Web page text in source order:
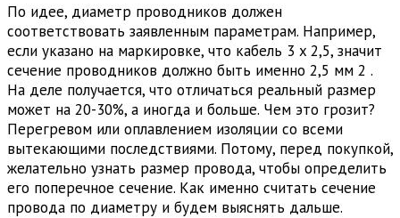
По идее, диаметр проводников должен
соответствовать заявленным параметрам. Например,
если указано на маркировке, что кабель 3 x 2,5, значит
сечение проводников должно быть именно 2,5 мм 2 .
На деле получается, что отличаться реальный размер
может на 20-30%, а иногда и больше. Чем это грозит?
Перегревом или оплавлением изоляции со всеми
вытекающими последствиями. Потому, перед покупкой,
желательно узнать размер провода, чтобы определить
его поперечное сечение. Как именно считать сечение
провода по диаметру и будем выяснять дальше.